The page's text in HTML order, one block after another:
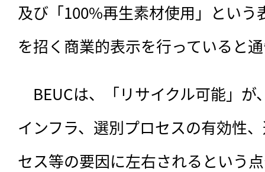
及び「100%再生素材使用」という
を招く商業的表示を行っていると
BEUCは、「リサイクル可能」が
インフラ、選別プロセスの有効性
セス等の要因に左右されるという